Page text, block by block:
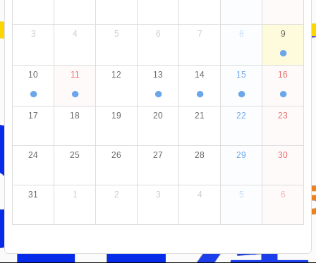
3 4 5 6 7 8 9
●
10
●
11
●
12 13
●
14
●
15
●
16
●
17 18 19 20 21 22 23
24 25 26 27 28 29 30
31 1 2 3 4 5 6